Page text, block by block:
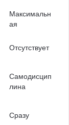
Максимальн
ая
Отсутствует
Самодисцип
лина
Сразу